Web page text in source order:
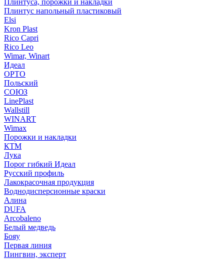
Плинтуса, порожки и накладки
Плинтус напольный пластиковый
Elsi
Kron Plast
Rico Capri
Rico Leo
Wimar, Winart
Идеал
ОРТО
Польский
СОЮЗ
LinePlast
Wallstill
WINART
Wimax
Порожки и накладки
КТМ
Лука
Порог гибкий Идеал
Русский профиль
Лакокрасочная продукция
Воднодисперсионные краски
Алина
DUFA
Arcobaleno
Белый медведь
Бояу
Первая линия
Пингвин, эксперт